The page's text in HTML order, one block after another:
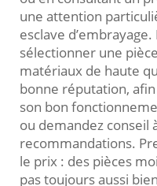
une attention
esclave
sélectionner une
matériaux de haute
bonne réputation,
son bon
ou demandez conseil
recommandations.
le prix : des pièces
pas toujours aussi